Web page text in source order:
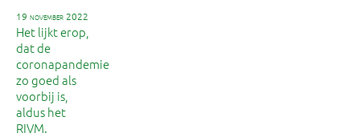
19 november 2022
Het lijkt erop,
dat de
coronapandemie
zo goed als
voorbij is,
aldus het
RIVM.